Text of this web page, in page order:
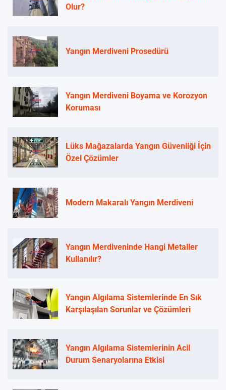
Olur?
Yangın Merdiveni Prosedürü
Yangın Merdiveni Boyama ve Korozyon
Koruması
Lüks Mağazalarda Yangın Güvenliği İçin
Özel Çözümler
Modern Makaralı Yangın Merdiveni
Yangın Merdiveninde Hangi Metaller
Kullanılır?
Yangın Algılama Sistemlerinde En Sık
Karşılaşılan Sorunlar ve Çözümleri
Yangın Algılama Sistemlerinin Acil
Durum Senaryolarına Etkisi